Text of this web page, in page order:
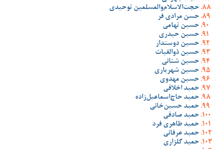
حجت‌الاسلام‌والمسلمین توحیدی
حسن مرادی فر
حسین تهامی
حسین حیدری
حسین دوستدار
حسین ذوالغیاث
حسین شنانی
حسین شهریاری
حسین مهدوی
حمید اخلاقی
حمید حاج‌اسماعیل‌زاده
حمید حسین‌خانی
حمید صادقی
حمید طاهری فرد
حمید عرفانی
حمید گلزاری